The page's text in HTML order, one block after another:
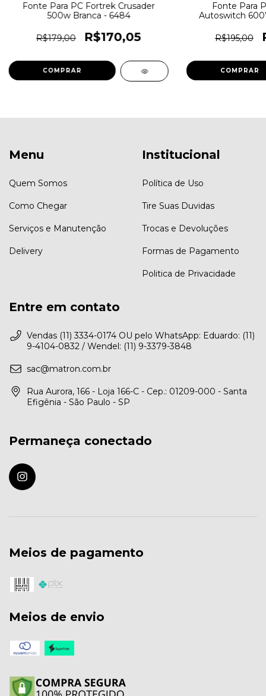
Fonte Para PC Fortrek Crusader
500w Branca - 6484
R$179,00 R$170,05
Fonte Para
Autoswitch
R$195,00
Menu
Quem Somos
Como Chegar
Serviços e Manutenção
Delivery
Institucional
Política de Uso
Tire Suas Duvidas
Trocas e Devoluções
Formas de Pagamento
Politica de Privacidade
Entre em contato
Vendas (11) 3334-0174 OU pelo WhatsApp: Eduardo: (11)
9-4104-0832 / Wendel: (11) 9-3379-3848
sac@matron.com.br
Rua Aurora, 166 - Loja 166-C - Cep.: 01209-000 - Santa
Efigênia - São Paulo - SP
Permaneça conectado
Meios de pagamento
Meios de envio